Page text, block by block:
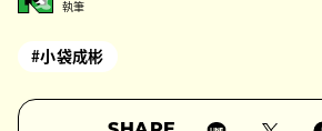
執筆
#小袋成彬